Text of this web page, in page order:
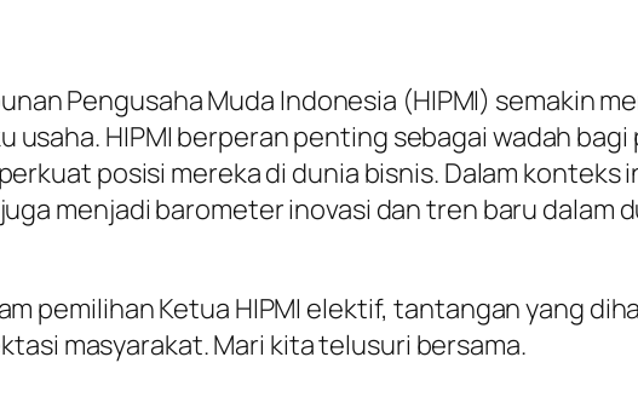
Pengusaha Muda Indonesia (HIPMI) semakin
HIPMI berperan penting sebagai wadah
posisi mereka di dunia bisnis. Dalam konteks
menjadi barometer inovasi dan tren baru dalam
pemilihan Ketua HIPMI elektif, tantangan yang
masyarakat. Mari kita telusuri bersama.